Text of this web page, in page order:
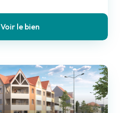
Voir le bien